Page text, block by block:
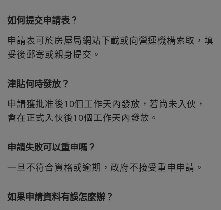
如何提交申請表？
申請表可於房屋局網站下載或向營運機構索取，填
妥後郵寄或親身提交。
津貼何時發放？
申請獲批准後10個工作天內發放，若尚未入伙，
會在正式入伙後10個工作天內發放。
申請失敗可以重申嗎？
一旦不符合資格或逾期，政府不接受重申申請。
如果申請資料有誤怎麼辦？